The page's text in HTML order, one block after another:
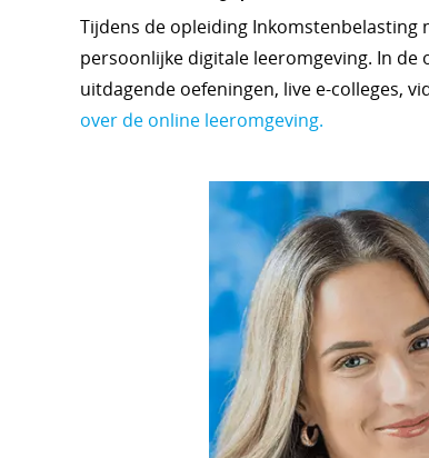
Tijdens de opleiding Inkomstenbelasting
persoonlijke digitale leeromgeving. In de
uitdagende oefeningen, live e-colleges,
over de online leeromgeving.